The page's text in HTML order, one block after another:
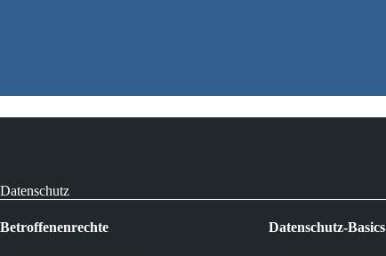
Datenschutz
Betroffenenrechte Datenschutz-Basics